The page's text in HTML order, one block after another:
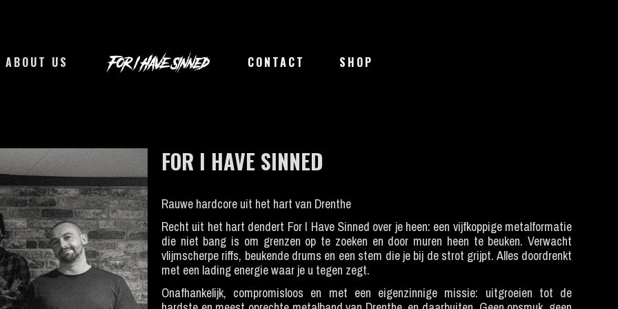
ABOUT US CONTACT SHOP
FOR I HAVE SINNED
Rauwe hardcore uit het hart van Drenthe
Recht uit het hart dendert For I Have Sinned over je heen: een vijfkoppige metalformatie
die niet bang is om grenzen op te zoeken en door muren heen te beuken. Verwacht
vlijmscherpe riffs, beukende drums en een stem die je bij de strot grijpt. Alles doordrenkt
met een lading energie waar je u tegen zegt.
Onafhankelijk, compromisloos en met een eigenzinnige missie: uitgroeien tot de